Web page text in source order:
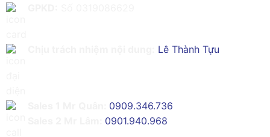
Lê Thành Tựu
0909.346.736
0901.940.968